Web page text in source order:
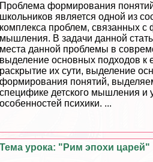
Проблема формирования
школьников является одной из
комплекса проблем, связанных
мышления. В задачи данной
места данной проблемы в
выделение основных подходов к
раскрытие их сути, выделение
формирования понятий,
специфике детского мышления и
особенностей психики. ...
Тема урока: "Рим эпохи царей"